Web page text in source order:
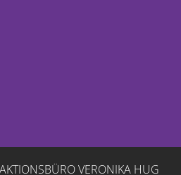
VERONIKA HUG